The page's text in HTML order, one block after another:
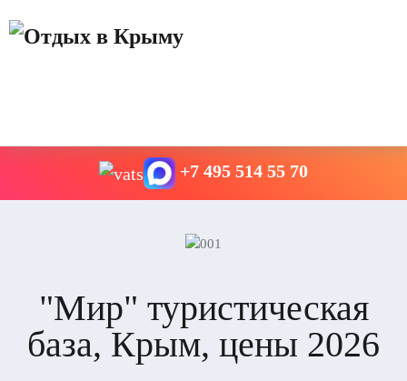
+7 495 514 55 70
"Мир" туристическая
база, Крым, цены 2026